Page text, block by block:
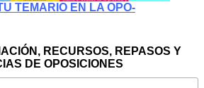
TEMARIO EN LA OPO-
RECURSOS, REPASOS Y
DE OPOSICIONES